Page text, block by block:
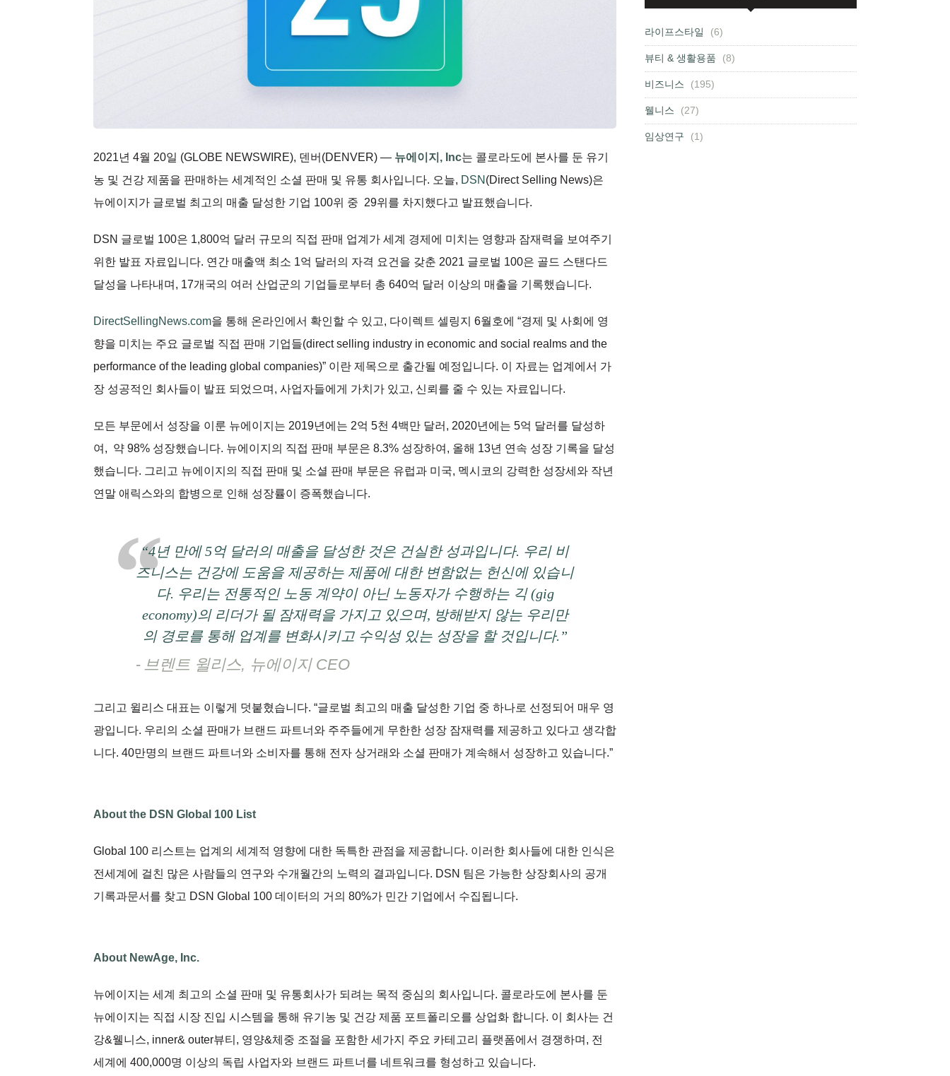
2021년 4월 20일 (GLOBE NEWSWIRE), 덴버(DENVER) — 뉴에이지, Inc는 콜로라도에 본사를 둔 유기
농 및 건강 제품을 판매하는 세계적인 소셜 판매 및 유통 회사입니다. 오늘, DSN (Direct Selling News)은
뉴에이지가 글로벌 최고의 매출 달성한 기업 100위 중 29위를 차지했다고 발표했습니다.
DSN 글로벌 100은 1,800억 달러 규모의 직접 판매 업계가 세계 경제에 미치는 영향과 잠재력을 보여주기
위한 발표 자료입니다. 연간 매출액 최소 1억 달러의 자격 요건을 갖춘 2021 글로벌 100은 골드 스탠다드
달성을 나타내며, 17개국의 여러 산업군의 기업들로부터 총 640억 달러 이상의 매출을 기록했습니다.
DirectSellingNews.com을 통해 온라인에서 확인할 수 있고, 다이렉트 셀링지 6월호에 “경제 및 사회에 영
향을 미치는 주요 글로벌 직접 판매 기업들(direct selling industry in economic and social realms and the
performance of the leading global companies)” 이란 제목으로 출간될 예정입니다. 이 자료는 업계에서 가
장 성공적인 회사들이 발표 되었으며, 사업자들에게 가치가 있고, 신뢰를 줄 수 있는 자료입니다.
모든 부문에서 성장을 이룬 뉴에이지는 2019년에는 2억 5천 4백만 달러, 2020년에는 5억 달러를 달성하
여, 약 98% 성장했습니다. 뉴에이지의 직접 판매 부문은 8.3% 성장하여, 올해 13년 연속 성장 기록을 달성
했습니다. 그리고 뉴에이지의 직접 판매 및 소셜 판매 부문은 유럽과 미국, 멕시코의 강력한 성장세와 작년
연말 애릭스와의 합병으로 인해 성장률이 증폭했습니다.
“4년 만에 5억 달러의 매출을 달성한 것은 건실한 성과입니다. 우리 비
즈니스는 건강에 도움을 제공하는 제품에 대한 변함없는 헌신에 있습니
다. 우리는 전통적인 노동 계약이 아닌 노동자가 수행하는 긱 (gig
economy)의 리더가 될 잠재력을 가지고 있으며, 방해받지 않는 우리만
의 경로를 통해 업계를 변화시키고 수익성 있는 성장을 할 것입니다.”
브렌트 윌리스, 뉴에이지 CEO
그리고 윌리스 대표는 이렇게 덧붙혔습니다. “글로벌 최고의 매출 달성한 기업 중 하나로 선정되어 매우 영
광입니다. 우리의 소셜 판매가 브랜드 파트너와 주주들에게 무한한 성장 잠재력를 제공하고 있다고 생각합
니다. 40만명의 브랜드 파트너와 소비자를 통해 전자 상거래와 소셜 판매가 계속해서 성장하고 있습니다.”
About the DSN Global 100 List
Global 100 리스트는 업계의 세계적 영향에 대한 독특한 관점을 제공합니다. 이러한 회사들에 대한 인식은
전세계에 걸친 많은 사람들의 연구와 수개월간의 노력의 결과입니다. DSN 팀은 가능한 상장회사의 공개
기록과문서를 찾고 DSN Global 100 데이터의 거의 80%가 민간 기업에서 수집됩니다.
About NewAge, Inc.
뉴에이지는 세계 최고의 소셜 판매 및 유통회사가 되려는 목적 중심의 회사입니다. 콜로라도에 본사를 둔
뉴에이지는 직접 시장 진입 시스템을 통해 유기농 및 건강 제품 포트폴리오를 상업화 합니다. 이 회사는 건
강&웰니스, inner& outer뷰티, 영양&체중 조절을 포함한 세가지 주요 카테고리 플랫폼에서 경쟁하며, 전
세계에 400,000명 이상의 독립 사업자와 브랜드 파트너를 네트워크를 형성하고 있습니다.
라이프스타일 (6)
뷰티 & 생활용품 (8)
비즈니스 (195)
웰니스 (27)
임상연구 (1)